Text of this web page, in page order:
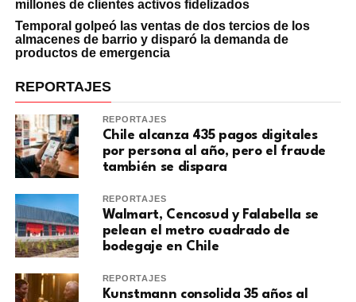
millones de clientes activos fidelizados
Temporal golpeó las ventas de dos tercios de los
almacenes de barrio y disparó la demanda de
productos de emergencia
REPORTAJES
REPORTAJES
Chile alcanza 435 pagos digitales
por persona al año, pero el fraude
también se dispara
REPORTAJES
Walmart, Cencosud y Falabella se
pelean el metro cuadrado de
bodegaje en Chile
REPORTAJES
Kunstmann consolida 35 años al